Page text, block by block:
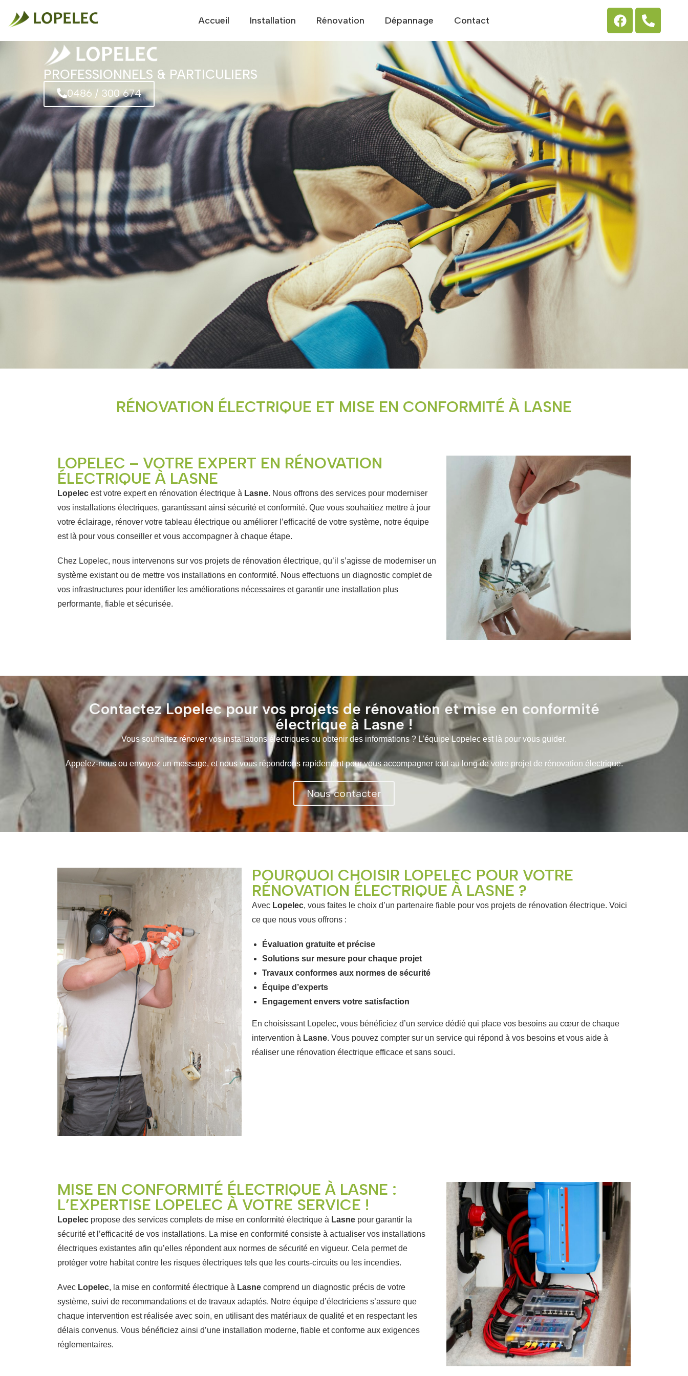
Accueil Installation Rénovation Dépannage Contact
PROFESSIONNELS & PARTICULIERS
0486 / 300 674
RÉNOVATION ÉLECTRIQUE ET MISE EN CONFORMITÉ À LASNE
LOPELEC – VOTRE EXPERT EN RÉNOVATION
ÉLECTRIQUE À LASNE
Lopelec est votre expert en rénovation électrique à Lasne. Nous offrons des services pour moderniser
vos installations électriques, garantissant ainsi sécurité et conformité. Que vous souhaitiez mettre à jour
votre éclairage, rénover votre tableau électrique ou améliorer l’efficacité de votre système, notre équipe
est là pour vous conseiller et vous accompagner à chaque étape.
Chez Lopelec, nous intervenons sur vos projets de rénovation électrique, qu’il s’agisse de moderniser un
système existant ou de mettre vos installations en conformité. Nous effectuons un diagnostic complet de
vos infrastructures pour identifier les améliorations nécessaires et garantir une installation plus
performante, fiable et sécurisée.
Contactez Lopelec pour vos projets de rénovation et mise en conformité
électrique à Lasne !
Vous souhaitez rénover vos installations électriques ou obtenir des informations ? L’équipe Lopelec est là pour vous guider.
Appelez-nous ou envoyez un message, et nous vous répondrons rapidement pour vous accompagner tout au long de votre projet de rénovation électrique.
Nous contacter
POURQUOI CHOISIR LOPELEC POUR VOTRE
RÉNOVATION ÉLECTRIQUE À LASNE ?
Avec Lopelec, vous faites le choix d’un partenaire fiable pour vos projets de rénovation électrique. Voici
ce que nous vous offrons :
Évaluation gratuite et précise
Solutions sur mesure pour chaque projet
Travaux conformes aux normes de sécurité
Équipe d’experts
Engagement envers votre satisfaction
En choisissant Lopelec, vous bénéficiez d’un service dédié qui place vos besoins au cœur de chaque
intervention à Lasne. Vous pouvez compter sur un service qui répond à vos besoins et vous aide à
réaliser une rénovation électrique efficace et sans souci.
MISE EN CONFORMITÉ ÉLECTRIQUE À LASNE :
L’EXPERTISE LOPELEC À VOTRE SERVICE !
Lopelec propose des services complets de mise en conformité électrique à Lasne pour garantir la
sécurité et l’efficacité de vos installations. La mise en conformité consiste à actualiser vos installations
électriques existantes afin qu’elles répondent aux normes de sécurité en vigueur. Cela permet de
protéger votre habitat contre les risques électriques tels que les courts-circuits ou les incendies.
Avec Lopelec, la mise en conformité électrique à Lasne comprend un diagnostic précis de votre
système, suivi de recommandations et de travaux adaptés. Notre équipe d’électriciens s’assure que
chaque intervention est réalisée avec soin, en utilisant des matériaux de qualité et en respectant les
délais convenus. Vous bénéficiez ainsi d’une installation moderne, fiable et conforme aux exigences
réglementaires.